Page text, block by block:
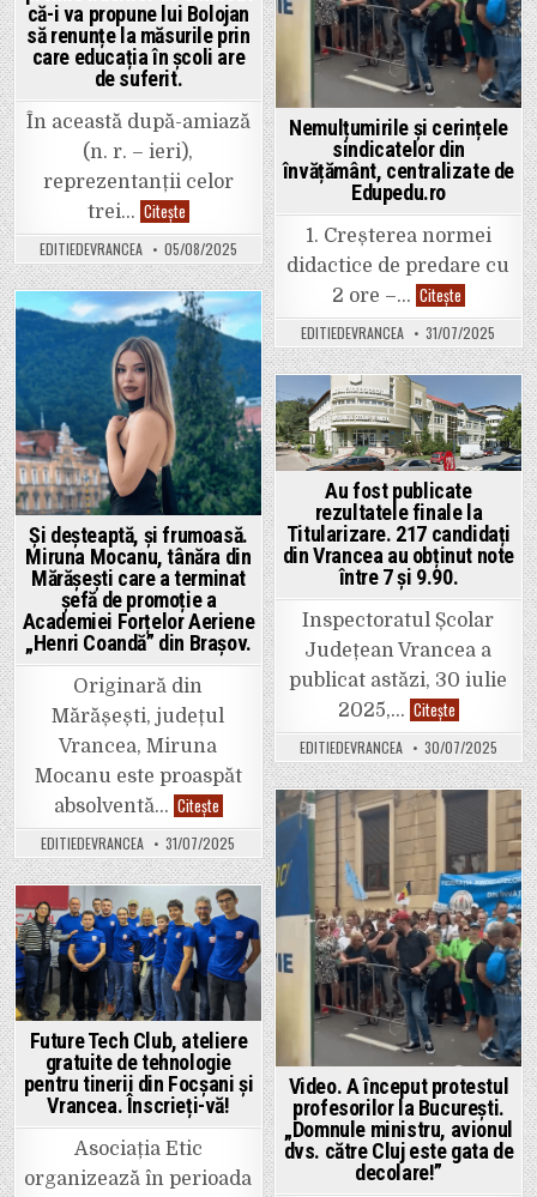
fie
blocat!”
că-i va propune lui Bolojan
să renunțe la măsurile prin
care educația în școli are
de suferit.
În această după-amiază
(n. r. – ieri),
reprezentanții celor
trei… CiteșteVrăjeală
de
doi
lei.
Ministrul
Educației
a
promis
liderilor
de
sindicat
că-
i
va
propune
lui
Bolojan
să
renunțe
la
măsurile
prin
care
educația
în
școli
are
de
suferit.
EDITIEDEVRANCEA 05/08/2025
Nemulțumirile și cerințele
sindicatelor din
învățământ, centralizate de
Edupedu.ro
1. Creșterea normei
didactice de predare cu
2 ore –… Citește
și
cerințele
sindicatelor
din
învățământ,
centralizate
de
Edupedu.ro
EDITIEDEVRANCEA 31/07/2025
Și deșteaptă, și frumoasă.
Miruna Mocanu, tânăra din
Mărășești care a terminat
șefă de promoție a
Academiei Forțelor Aeriene
„Henri Coandă” din Brașov.
Originară din
Mărășești, județul
Vrancea, Miruna
Mocanu este proaspăt
absolventă… CiteșteȘi
deșteaptă,
și
frumoasă.
Miruna
Mocanu,
tânăra
din
Mărășești
care
a
terminat
șefă
de
promoție
a
Academiei
Forțelor
Aeriene
„Henri
Coandă”
din
EDITIEDEVRANCEA 31/07/2025
Posted
in
Au fost publicate
rezultatele finale la
Titularizare. 217 candidați
din Vrancea au obținut note
între 7 și 9.90.
Inspectoratul Școlar
Județean Vrancea a
publicat astăzi, 30 iulie
2025,… CiteșteAu
fost
publicate
rezultatele
finale
la
Titularizare.
candidați
din
Vrancea
au
obținut
note
între
7
și
9.90.
EDITIEDEVRANCEA 30/07/2025
Posted
in
Video. A început protestul
profesorilor la București.
„Domnule ministru, avionul
dvs. către Cluj este gata de
decolare!”
Posted
in
Future Tech Club, ateliere
gratuite de tehnologie
pentru tinerii din Focșani și
Vrancea. Înscrieți-vă!
Asociația Etic
organizează în perioada